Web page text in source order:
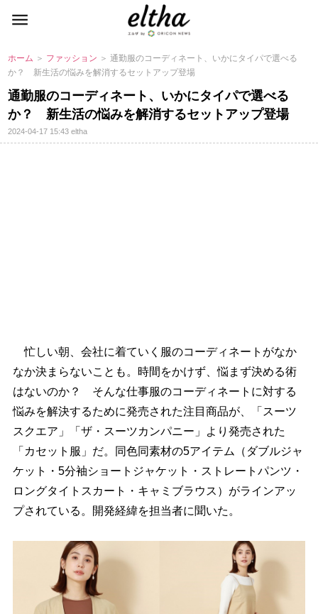
ホーム ＞ ファッション ＞ 通勤服のコーディネート、いかにタイパで選べる
か？ 新生活の悩みを解消するセットアップ登場
通勤服のコーディネート、いかにタイパで選べる
か？ 新生活の悩みを解消するセットアップ登場
2024-04-17 15:43eltha
忙しい朝、会社に着ていく服のコーディネートがなか
なか決まらないことも。時間をかけず、悩まず決める術
はないのか？ そんな仕事服のコーディネートに対する
悩みを解決するために発売された注目商品が、「スーツ
スクエア」「ザ・スーツカンパニー」より発売された
「カセット服」だ。同色同素材の5アイテム（ダブルジャ
ケット・5分袖ショートジャケット・ストレートパンツ・
ロングタイトスカート・キャミブラウス）がラインアッ
プされている。開発経緯を担当者に聞いた。